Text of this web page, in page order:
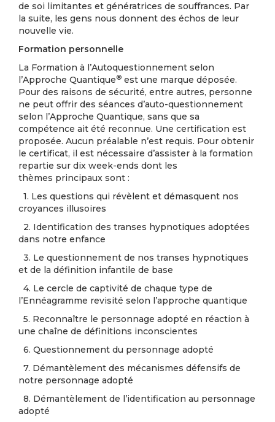
de soi limitantes et génératrices de souffrances. Par
la suite, les gens nous donnent des échos de leur
nouvelle vie.
Formation personnelle
La Formation à l’Autoquestionnement selon
l’Approche Quantique® est une marque déposée.
Pour des raisons de sécurité, entre autres, personne
ne peut offrir des séances d’auto-questionnement
selon l’Approche Quantique, sans que sa
compétence ait été reconnue. Une certification est
proposée. Aucun préalable n’est requis. Pour obtenir
le certificat, il est nécessaire d’assister à la formation
repartie sur dix week-ends dont les
thèmes principaux sont :
1. Les questions qui révèlent et démasquent nos
croyances illusoires
2. Identification des transes hypnotiques adoptées
dans notre enfance
3. Le questionnement de nos transes hypnotiques
et de la définition infantile de base
4. Le cercle de captivité de chaque type de
l’Ennéagramme revisité selon l’approche quantique
5. Reconnaître le personnage adopté en réaction à
une chaîne de définitions inconscientes
6. Questionnement du personnage adopté
7. Démantèlement des mécanismes défensifs de
notre personnage adopté
8. Démantèlement de l’identification au personnage
adopté